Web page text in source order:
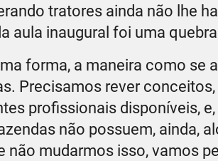
tratores ainda não lhe
aula inaugural foi uma
forma, a maneira como se
Precisamos rever
profissionais disponíveis,
não possuem, ainda,
não mudarmos isso, vamos